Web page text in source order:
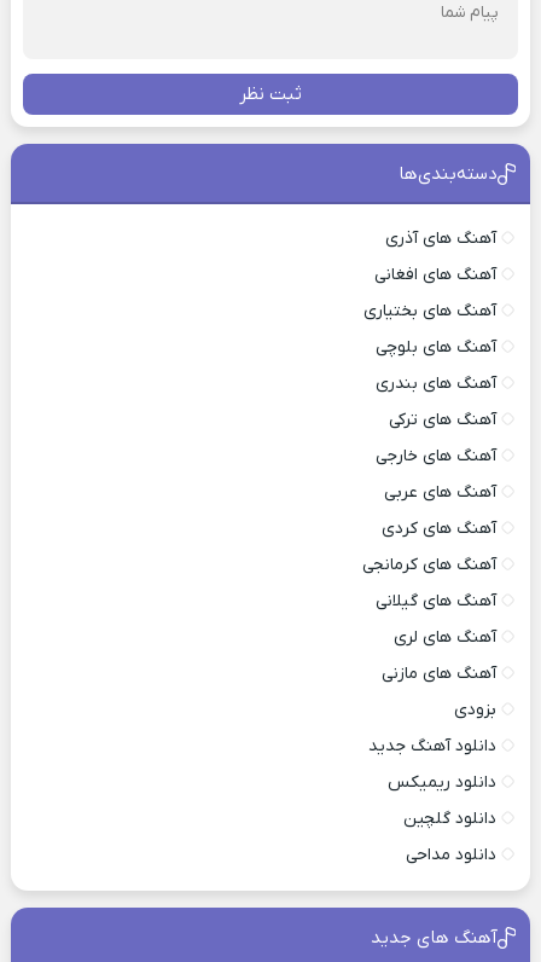
ثبت نظر
دسته‌بندی‌ها
آهنگ های آذری
آهنگ های افغانی
آهنگ های بختیاری
آهنگ های بلوچی
آهنگ های بندری
آهنگ های ترکی
آهنگ های خارجی
آهنگ های عربی
آهنگ های کردی
آهنگ های کرمانجی
آهنگ های گیلانی
آهنگ های لری
آهنگ های مازنی
بزودی
دانلود آهنگ جدید
دانلود ریمیکس
دانلود گلچین
دانلود مداحی
آهنگ های جدید